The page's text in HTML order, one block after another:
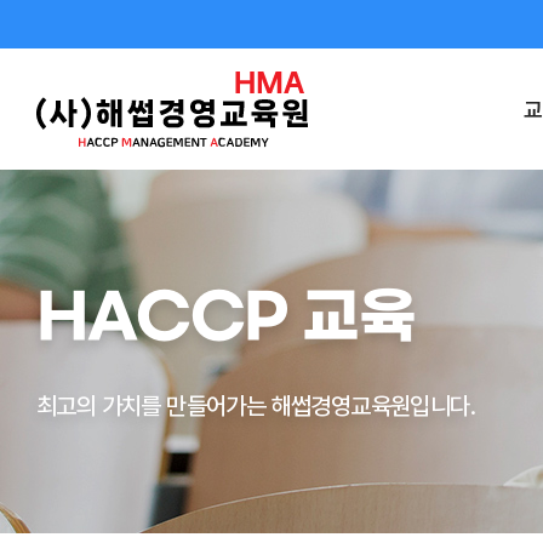
HACCP 교육
최고의 가치를 만들어가는 해썹경영교육원입니다.